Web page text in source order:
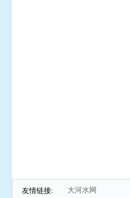
友情链接: 大河水网